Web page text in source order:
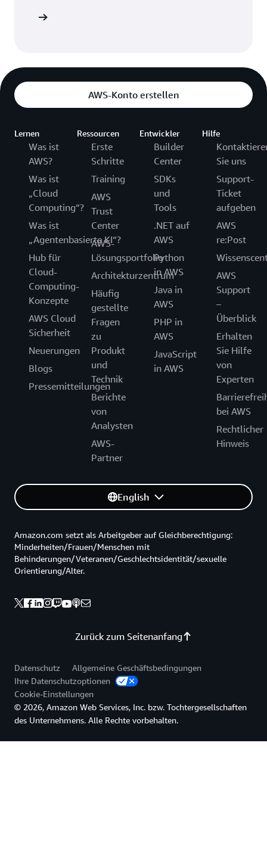
AWS-Konto erstellen
Lernen
Was ist
AWS?
Was ist
„Cloud
Computing“?
Was ist
„Agentenbasierte KI“?
Hub für
Cloud-
Computing-
Konzepte
AWS Cloud
Sicherheit
Neuerungen
Blogs
Pressemitteilungen
Ressourcen
Erste
Schritte
Training
AWS
Trust
Center
AWS-
Lösungsportfolio
Architekturzentrum
Häufig
gestellte
Fragen
zu
Produkt
und
Technik
Berichte
von
Analysten
AWS-
Partner
Entwickler
Builder
Center
SDKs
und
Tools
.NET auf
AWS
Python
in AWS
Java in
AWS
PHP in
AWS
JavaScript
in AWS
Hilfe
Sie uns
Support-
Ticket
aufgeben
AWS
re:Post
AWS
Support
–
Überblick
Erhalten
Sie Hilfe
von
Experten
bei AWS
Rechtlicher
Hinweis
English
Zurück zum Seitenanfang
Amazon.com setzt als Arbeitgeber auf Gleichberechtigung:
Minderheiten/Frauen/Menschen mit
Behinderungen/Veteranen/Geschlechtsidentität/sexuelle
Orientierung/Alter.
Datenschutz
Allgemeine Geschäftsbedingungen
Ihre Datenschutzoptionen
Cookie-Einstellungen
© 2026, Amazon Web Services, Inc. bzw. Tochtergesellschaften
des Unternehmens. Alle Rechte vorbehalten.